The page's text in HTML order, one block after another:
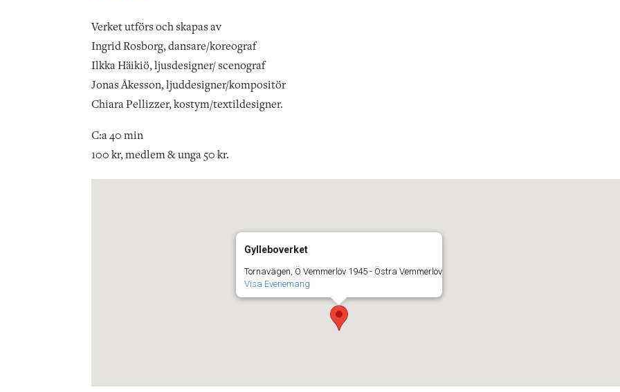
Verket utförs och skapas av
Ingrid Rosborg, dansare/koreograf
Ilkka Häikiö, ljusdesigner/ scenograf
Jonas Åkesson, ljuddesigner/kompositör
Chiara Pellizzer, kostym/textildesigner.
C:a 40 min
100 kr, medlem & unga 50 kr.
Gylleboverket
Tornavägen, Ö Vemmerlöv 1945 - Östra Vemmerlöv
Visa Evenemang